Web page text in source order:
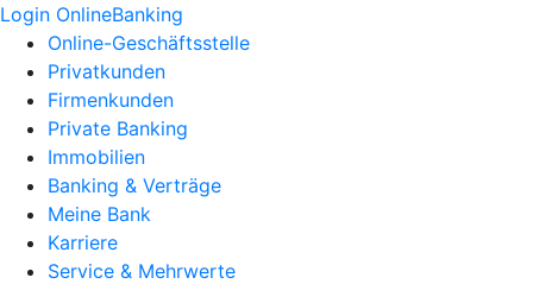
Login OnlineBanking
Online-Geschäftsstelle
Privatkunden
Firmenkunden
Private Banking
Immobilien
Banking & Verträge
Meine Bank
Karriere
Service & Mehrwerte